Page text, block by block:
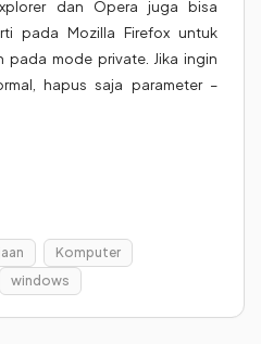
dan Opera juga bisa
pada Mozilla Firefox untuk
pada mode private. Jika ingin
hapus saja parameter –
Komputer
windows